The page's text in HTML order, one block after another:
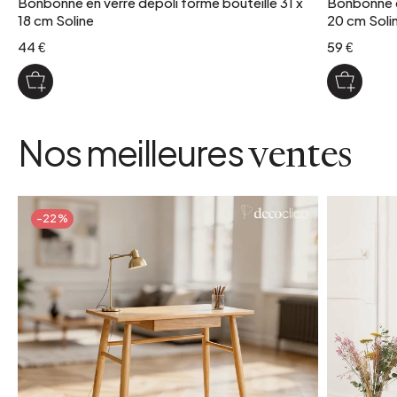
18 cm Soline
44 €
20 cm
59 €
Nos meilleuresventes
-22%